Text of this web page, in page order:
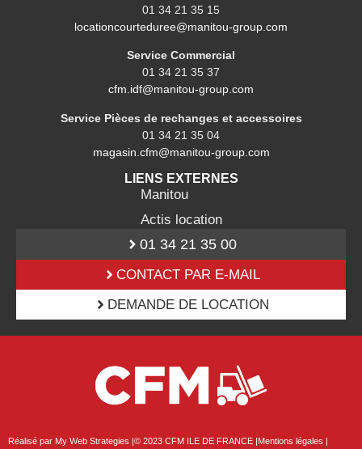
01 34 21 35 15
locationcourteduree@manitou-group.com
Service Commercial
01 34 21 35 37
cfm.idf@manitou-group.com
Service Pièces de rechanges et accessoires
01 34 21 35 04
magasin.cfm@manitou-group.com
LIENS EXTERNES
Manitou
Actis location
01 34 21 35 00
CONTACT PAR E-MAIL
DEMANDE DE LOCATION
Réalisé par My Web Strategies | © 2023 CFM ILE DE FRANCE | Mentions légales |